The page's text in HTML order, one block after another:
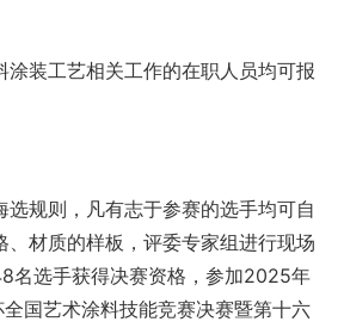
装工艺相关工作的在职人员均可报
规则，凡有志于参赛的选手均可自
、材质的样板，评委专家组进行现场
名选手获得决赛资格，参加2025年
全国艺术涂料技能竞赛决赛暨第十六